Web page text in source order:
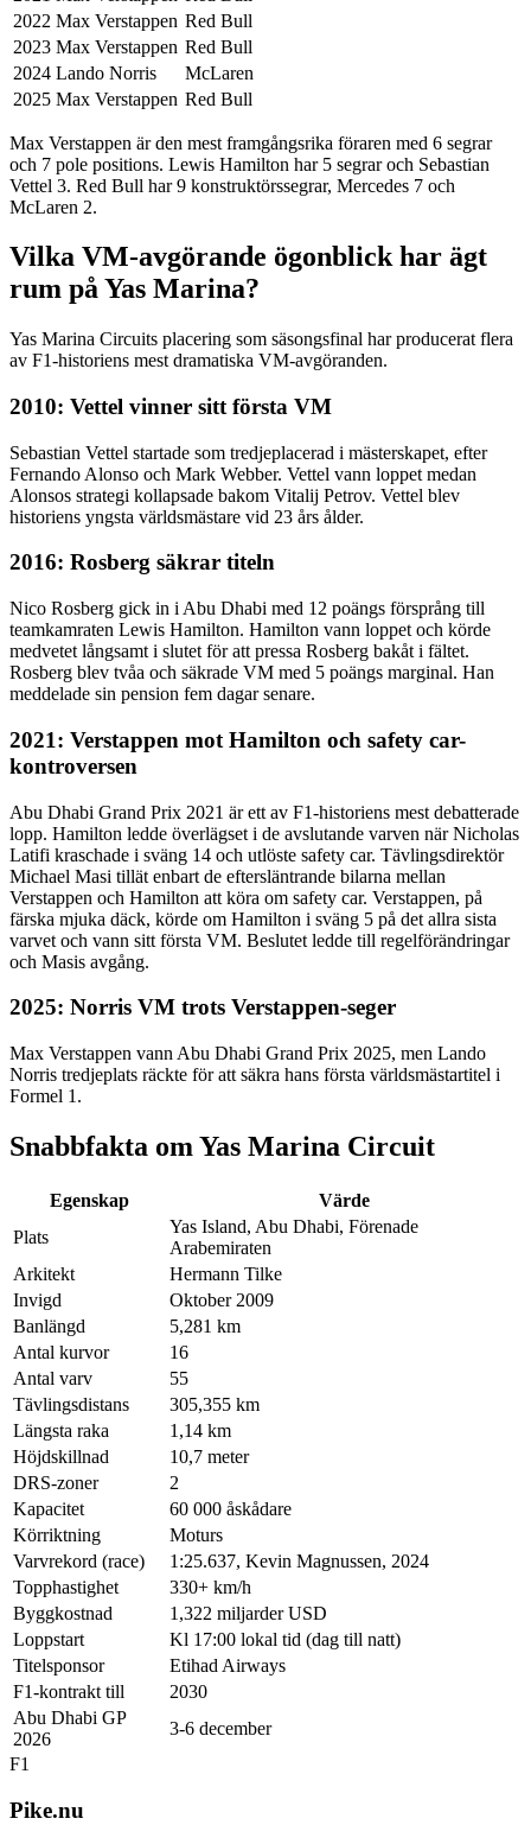
2022 Max Verstappen Red Bull
2023 Max Verstappen Red Bull
2024 Lando Norris
McLaren
2025 Max Verstappen Red Bull
Max Verstappen är den mest framgångsrika föraren med 6 segrar
och 7 pole positions. Lewis Hamilton har 5 segrar och Sebastian
Vettel 3. Red Bull har 9 konstruktörssegrar, Mercedes 7 och
McLaren 2.
Vilka VM-avgörande ögonblick har ägt
rum på Yas Marina?
Yas Marina Circuits placering som säsongsfinal har producerat flera
av F1-historiens mest dramatiska VM-avgöranden.
2010: Vettel vinner sitt första VM
Sebastian Vettel startade som tredjeplacerad i mästerskapet, efter
Fernando Alonso och Mark Webber. Vettel vann loppet medan
Alonsos strategi kollapsade bakom Vitalij Petrov. Vettel blev
historiens yngsta världsmästare vid 23 års ålder.
2016: Rosberg säkrar titeln
Nico Rosberg gick in i Abu Dhabi med 12 poängs försprång till
teamkamraten Lewis Hamilton. Hamilton vann loppet och körde
medvetet långsamt i slutet för att pressa Rosberg bakåt i fältet.
Rosberg blev tvåa och säkrade VM med 5 poängs marginal. Han
meddelade sin pension fem dagar senare.
2021: Verstappen mot Hamilton och safety car-
kontroversen
Abu Dhabi Grand Prix 2021 är ett av F1-historiens mest debatterade
lopp. Hamilton ledde överlägset i de avslutande varven när Nicholas
Latifi kraschade i sväng 14 och utlöste safety car. Tävlingsdirektör
Michael Masi tillät enbart de eftersläntrande bilarna mellan
Verstappen och Hamilton att köra om safety car. Verstappen, på
färska mjuka däck, körde om Hamilton i sväng 5 på det allra sista
varvet och vann sitt första VM. Beslutet ledde till regelförändringar
och Masis avgång.
2025: Norris VM trots Verstappen-seger
Max Verstappen vann Abu Dhabi Grand Prix 2025, men Lando
Norris tredjeplats räckte för att säkra hans första världsmästartitel i
Formel 1.
Snabbfakta om Yas Marina Circuit
Egenskap
Värde
Plats
Yas Island, Abu Dhabi, Förenade
Arabemiraten
Arkitekt
Hermann Tilke
Invigd
Oktober 2009
Banlängd
5,281 km
Antal kurvor
16
Antal varv
55
Tävlingsdistans
305,355 km
Längsta raka
1,14 km
Höjdskillnad
10,7 meter
DRS-zoner
2
Kapacitet
60 000 åskådare
Körriktning
Moturs
Varvrekord (race)
1:25.637, Kevin Magnussen, 2024
Topphastighet
330+ km/h
Byggkostnad
1,322 miljarder USD
Loppstart
Kl 17:00 lokal tid (dag till natt)
Titelsponsor
Etihad Airways
F1-kontrakt till
2030
Abu Dhabi GP
2026
3-6 december
F1
Pike.nu